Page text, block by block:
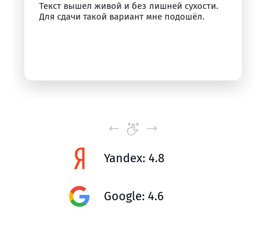
Текст вышел живой и без лишней сухости.
Для сдачи такой вариант мне подошёл.
Yandex: 4.8
Google: 4.6